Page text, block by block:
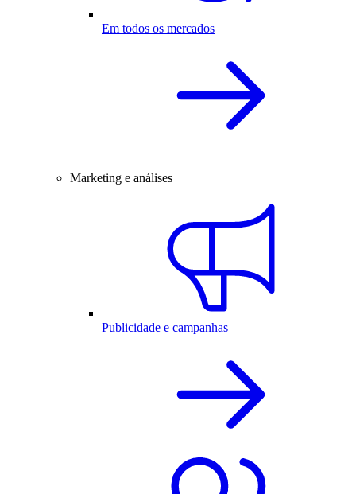
Em todos os mercados
Marketing e análises
Publicidade e campanhas